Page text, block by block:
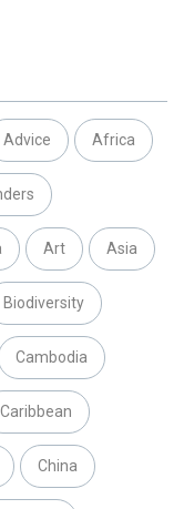
Advice Africa
Art Asia
Biodiversity
Cambodia
Caribbean
China